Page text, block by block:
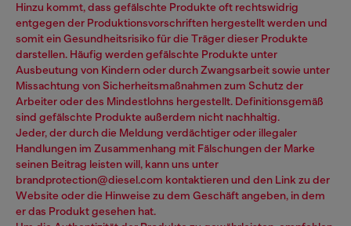
Hinzu kommt, dass gefälschte Produkte oft rechtswidrig
entgegen der Produktionsvorschriften hergestellt werden und
somit ein Gesundheitsrisiko für die Träger dieser Produkte
darstellen. Häufig werden gefälschte Produkte unter
Ausbeutung von Kindern oder durch Zwangsarbeit sowie unter
Missachtung von Sicherheitsmaßnahmen zum Schutz der
Arbeiter oder des Mindestlohns hergestellt. Definitionsgemäß
sind gefälschte Produkte außerdem nicht nachhaltig.
Jeder, der durch die Meldung verdächtiger oder illegaler
Handlungen im Zusammenhang mit Fälschungen der Marke
seinen Beitrag leisten will, kann uns unter
brandprotection@diesel.com kontaktieren und den Link zu der
Website oder die Hinweise zu dem Geschäft angeben, in dem
er das Produkt gesehen hat.